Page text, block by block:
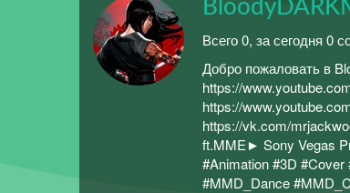
Всего 0, за сегодня 0
Добро пожаловать в
https://
https://
https://vk.com/
ft.MME► Sony Vegas
#Animation #3D
#MMD_Dance